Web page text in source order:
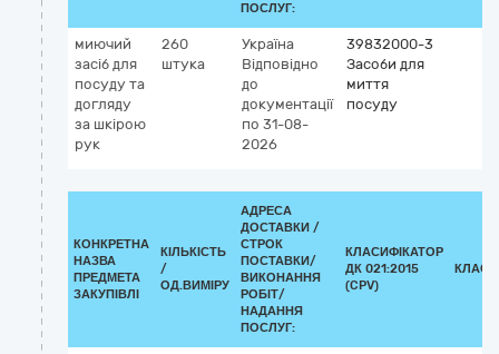
ПОСЛУГ:
миючий
засіб для
посуду та
догляду
за шкірою
рук
260
штука
Україна
Відповідно
до
документації
по 31-08-
2026
39832000-3
Засоби для
миття
посуду
КОНКРЕТНА
НАЗВА
ПРЕДМЕТА
ЗАКУПІВЛІ
КІЛЬКІСТЬ
/
ОД.ВИМІРУ
АДРЕСА
ДОСТАВКИ /
СТРОК
ПОСТАВКИ/
ВИКОНАННЯ
РОБІТ/
НАДАННЯ
ПОСЛУГ:
КЛАСИФІКАТОР
ДК 021:2015
(CPV)